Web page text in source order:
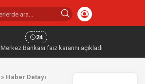
24
Merkez Bankası faiz kararını açıkladı
» Haber Detayı